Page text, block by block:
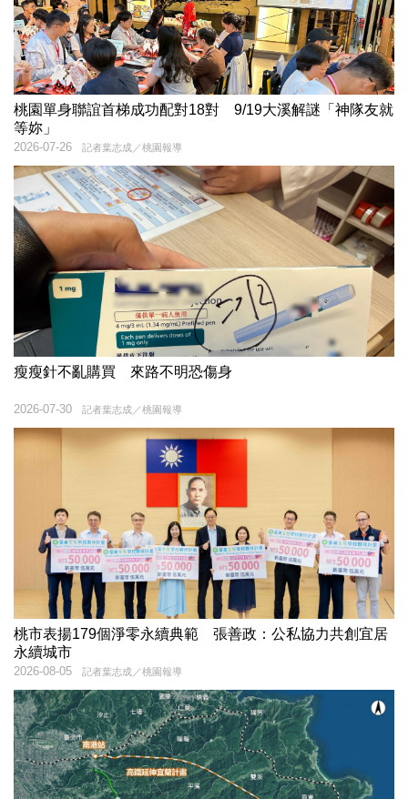
桃園單身聯誼首梯成功配對18對 9/19大溪解謎「神隊友就
等妳」
記者葉志成／桃園報導
2026-07-26
瘦瘦針不亂購買 來路不明恐傷身
記者葉志成／桃園報導
2026-07-30
桃市表揚179個淨零永續典範 張善政：公私協力共創宜居
永續城市
記者葉志成／桃園報導
2026-08-05